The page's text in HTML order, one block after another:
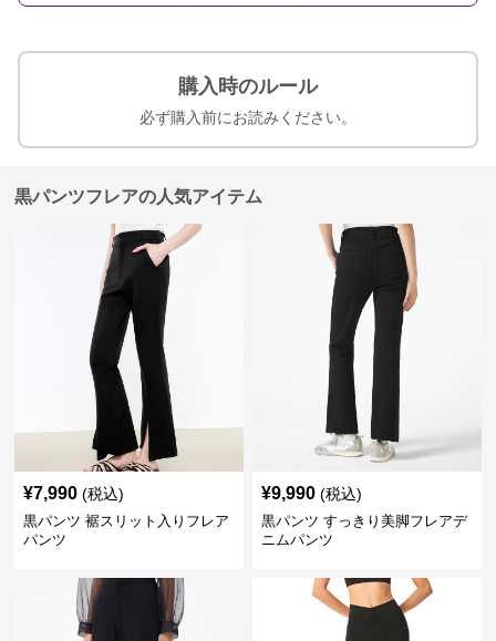
購入時のルール
必ず購入前にお読みください。
黒パンツフレアの人気アイテム
¥7,990 (税込)
黒パンツ 裾スリット入りフレア
パンツ
¥9,990 (税込)
黒パンツ すっきり美脚フレアデ
ニムパンツ